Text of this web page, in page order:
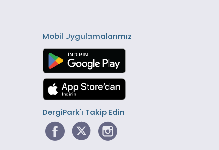
Mobil Uygulamalarımız
DergiPark'ı Takip Edin